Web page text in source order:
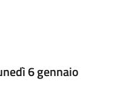
6 gennaio